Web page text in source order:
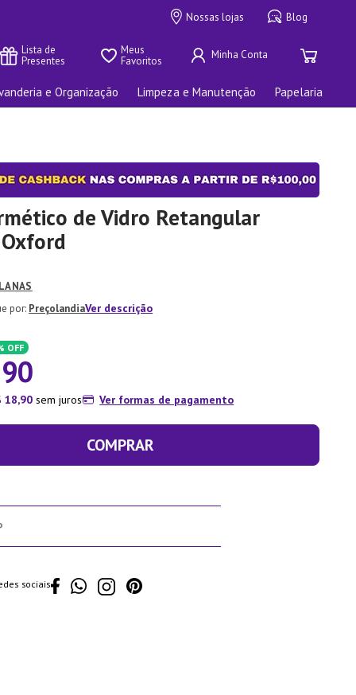
Nossas lojas Blog
Lista de
Presentes
Meus
Favoritos
e Organização Limpeza e Manutenção Papelaria
de Vidro Retangular
PreçolandiaVer descrição
OFF
90
18,90 sem juros Ver formas de pagamento
COMPRAR
sociais